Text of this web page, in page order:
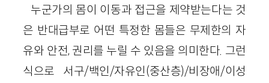
누군가의 몸이 이동과 접근을 제약받는다는 것
은 반대급부로 어떤 특정한 몸들은 무제한의 자
유와 안전, 권리를 누릴 수 있음을 의미한다. 그런
식으로 서구/백인/자유인(중산층)/비장애/이성